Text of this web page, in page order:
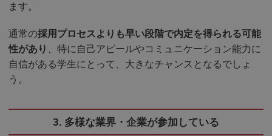
ます。
通常の採用プロセスよりも早い段階で内定を得られる可能
性があり 、特に自己アピールやコミュニケーション能力に
自信がある学生にとって、大きなチャンスとなるでしょ
う。
3. 多様な業界・企業が参加している